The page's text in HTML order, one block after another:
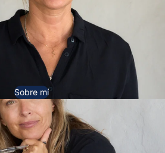
Sobre mí